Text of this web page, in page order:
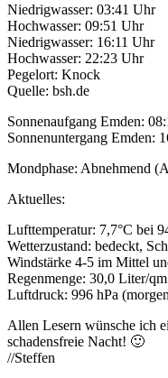
Niedrigwasser: 03:41 Uhr
Hochwasser: 09:51 Uhr
Niedrigwasser: 16:11 Uhr
Hochwasser: 22:23 Uhr
Pegelort: Knock
Quelle: bsh.de
Sonnenaufgang Emden:
Sonnenuntergang Emden:
Mondphase: Abnehmend
Aktuelles:
Lufttemperatur: 7,7°C bei
Wetterzustand: bedeckt,
Windstärke 4-5 im Mittel
Regenmenge: 30,0 Liter/qm
Luftdruck: 996 hPa
Allen Lesern wünsche ich
schadensfreie Nacht! 🙂
//Steffen